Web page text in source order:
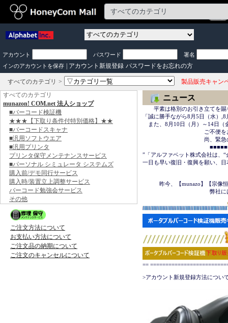
アカウント パスワード
署名
インのアカウントを保存
アカウント新規登録 パスワードをお忘れの方
すべてのカテゴリ
製品販売キャン
すべてのカテゴリ
munazon! COM.net 法人ショップ
■バーコード検証機
★★★【下取り条件付特別価格】★★
■バーコードスキャナ
■汎用ソフトウエア
■汎用プリンタ
プリンタ保守メンテナンスサービス
■パーソナル シミュレータ システムズ
購入前/デモ同行サービス
購入時/装置立上調整サービス
バーコード勉強会サービス
その他
ご注文方法について
お支払い方法について
ご注文品の納期について
ご注文のキャンセルについて
ニュース
平素は格別のお引き立てを賜
「誠に勝手ながら8月5日（水）
また、8月10日（月）～14日（
ご不便をおかけ致しま
尚、緊急の場合は
■■■■■■＜＜     応援
”「アルファベット株式会社は、
一日も早い復旧・復興を願い、
昨今、【munazo】【宗像恒憲
弊社には一切関係はご
==
>アカウント新規登録方法につい